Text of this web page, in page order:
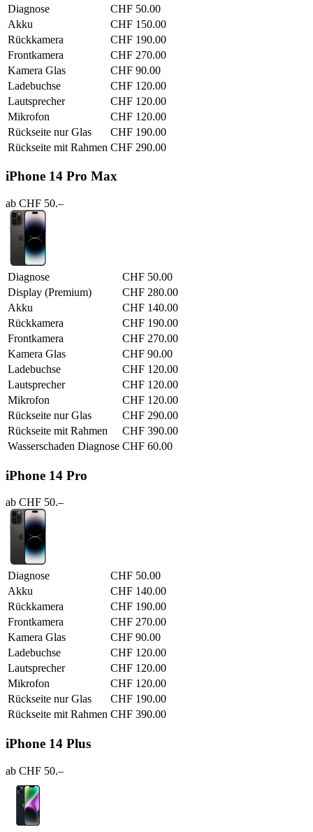
Diagnose
CHF 50.00
Akku
CHF 150.00
Rückkamera
CHF 190.00
Frontkamera
CHF 270.00
Kamera Glas
CHF 90.00
Ladebuchse
CHF 120.00
Lautsprecher
CHF 120.00
Mikrofon
CHF 120.00
Rückseite nur Glas
CHF 190.00
Rückseite mit Rahmen CHF 290.00
iPhone 14 Pro Max
ab CHF 50.–
Diagnose
CHF 50.00
Display (Premium)
CHF 280.00
Akku
CHF 140.00
Rückkamera
CHF 190.00
Frontkamera
CHF 270.00
Kamera Glas
CHF 90.00
Ladebuchse
CHF 120.00
Lautsprecher
CHF 120.00
Mikrofon
CHF 120.00
Rückseite nur Glas
CHF 290.00
Rückseite mit Rahmen
CHF 390.00
Wasserschaden Diagnose CHF 60.00
iPhone 14 Pro
ab CHF 50.–
Diagnose
CHF 50.00
Akku
CHF 140.00
Rückkamera
CHF 190.00
Frontkamera
CHF 270.00
Kamera Glas
CHF 90.00
Ladebuchse
CHF 120.00
Lautsprecher
CHF 120.00
Mikrofon
CHF 120.00
Rückseite nur Glas
CHF 190.00
Rückseite mit Rahmen CHF 390.00
iPhone 14 Plus
ab CHF 50.–